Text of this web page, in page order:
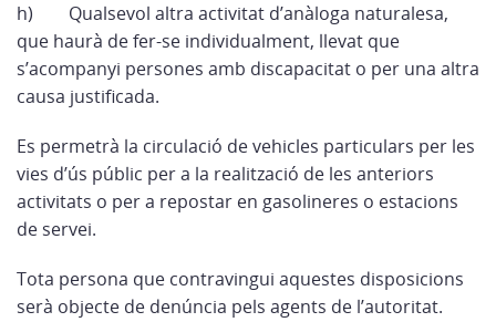
h)
Qualsevol altra activitat d’anàloga naturalesa,
que haurà de fer-se individualment, llevat que
s’acompanyi persones amb discapacitat o per una altra
causa justificada.
Es permetrà la circulació de vehicles particulars per les
vies d’ús públic per a la realització de les anteriors
activitats o per a repostar en gasolineres o estacions
de servei.
Tota persona que contravingui aquestes disposicions
serà objecte de denúncia pels agents de l’autoritat.